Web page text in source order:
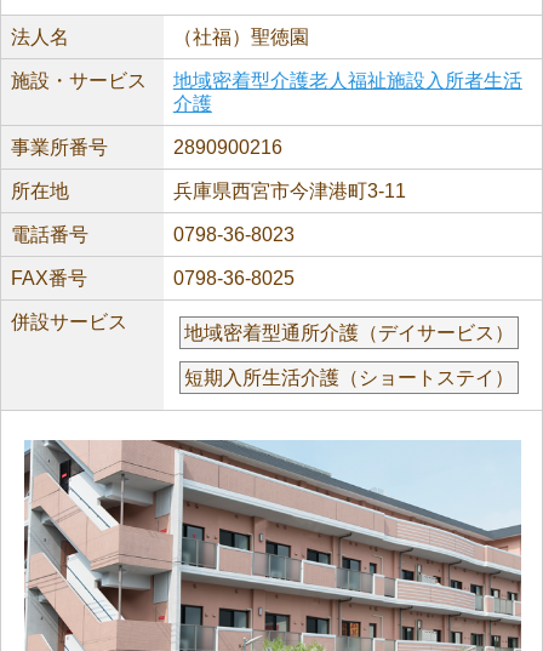
法人名 （社福）聖徳園
施設・サービス
地域密着型介護老人福祉施設入所者生活
介護
事業所番号 2890900216
所在地 兵庫県西宮市今津港町3-11
電話番号 0798-36-8023
FAX番号 0798-36-8025
併設サービス
地域密着型通所介護（デイサービス）
短期入所生活介護（ショートステイ）